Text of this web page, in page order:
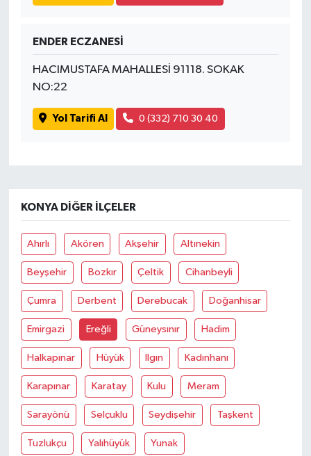
ENDER ECZANESİ
HACIMUSTAFA MAHALLESİ 91118. SOKAK
NO:22
Yol Tarifi Al 0 (332) 710 30 40
KONYA DIĞER İLÇELER
Ahırlı Akören Akşehir Altınekin
Beyşehir Bozkır Çeltik Cihanbeyli
Çumra Derbent Derebucak Doğanhisar
Emirgazi Ereğli Güneysınır Hadim
Halkapınar Hüyük Ilgın Kadınhanı
Karapınar Karatay Kulu Meram
Sarayönü Selçuklu Seydişehir Taşkent
Tuzlukçu Yalıhüyük Yunak